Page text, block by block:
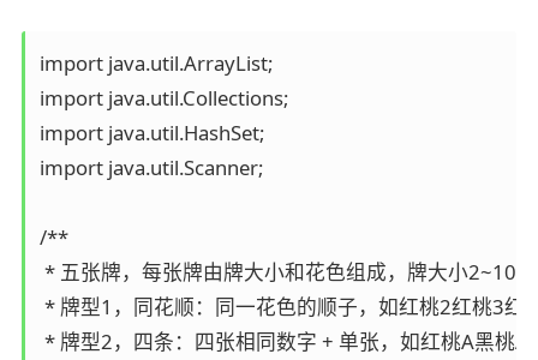
import java.util.ArrayList;
import java.util.Collections;
import java.util.HashSet;
import java.util.Scanner;
/**
* 五张牌，每张牌由牌大小和花色组成，牌大小2~10
* 牌型1，同花顺：同一花色的顺子，如红桃2红桃3红
* 牌型2，四条：四张相同数字 + 单张，如红桃A黑桃A